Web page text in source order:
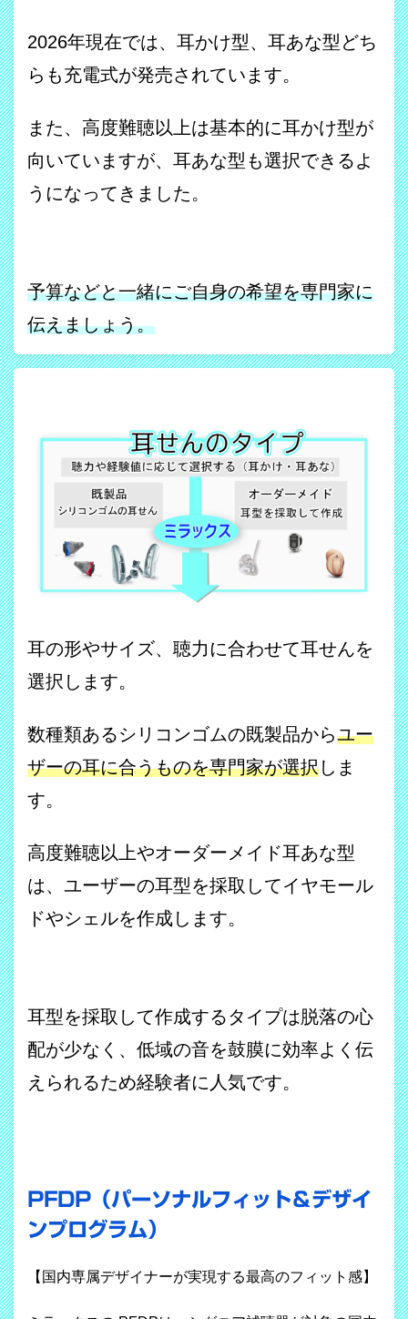
2026年現在では、耳かけ型、耳あな型どち
らも充電式が発売されています。
また、高度難聴以上は基本的に耳かけ型が
向いていますが、耳あな型も選択できるよ
うになってきました。
予算などと一緒にご自身の希望を専門家に
伝えましょう。
耳の形やサイズ、聴力に合わせて耳せんを
選択します。
数種類あるシリコンゴムの既製品からユー
ザーの耳に合うものを専門家が選択しま
す。
高度難聴以上やオーダーメイド耳あな型
は、ユーザーの耳型を採取してイヤモール
ドやシェルを作成します。
耳型を採取して作成するタイプは脱落の心
配が少なく、低域の音を鼓膜に効率よく伝
えられるため経験者に人気です。
PFDP（パーソナルフィット＆デザイ
ンプログラム）
【国内専属デザイナーが実現する最高のフィット感】